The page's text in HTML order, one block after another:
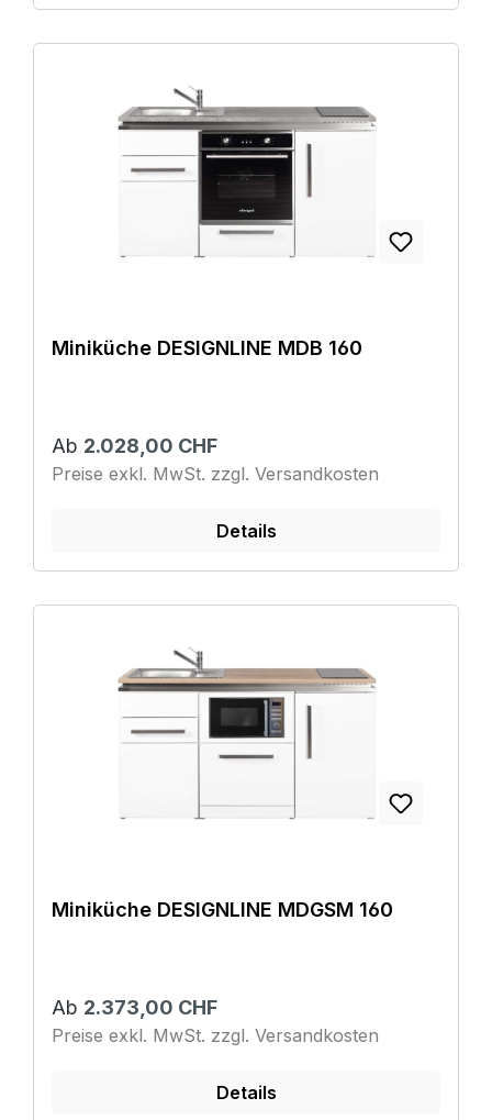
Miniküche DESIGNLINE MDB 160
Ab 2.028,00 CHF
Preise exkl. MwSt. zzgl. Versandkosten
Details
Miniküche DESIGNLINE MDGSM 160
Ab 2.373,00 CHF
Preise exkl. MwSt. zzgl. Versandkosten
Details